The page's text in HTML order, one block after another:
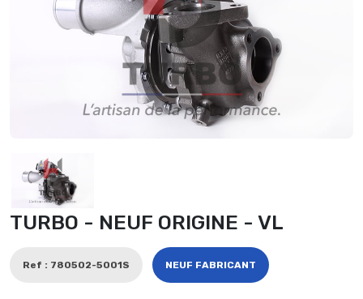
TURBO - NEUF ORIGINE - VL
Ref : 780502-5001S NEUF FABRICANT